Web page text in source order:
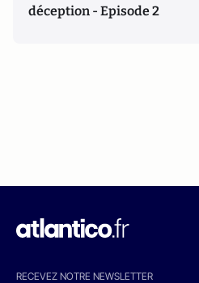
déception - Episode 2
RECEVEZ NOTRE NEWSLETTER